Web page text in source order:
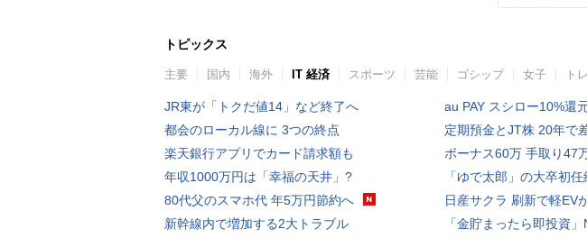
トピックス
主要 国内 海外 IT 経済 スポーツ 芸能 ゴシップ 女子 ト
JR東が「トクだ値14」など終了へ
都会のローカル線に 3つの終点
楽天銀行アプリでカード請求額も
年収1000万円は「幸福の天井」?
80代父のスマホ代 年5万円節約へ
新幹線内で増加する2大トラブル
au PAY スシロー10%還
定期預金とJT株 20年で
ボーナス60万 手取り47
「ゆで太郎」の大卒初
日産サクラ 刷新で軽EV
「金貯まったら即投資